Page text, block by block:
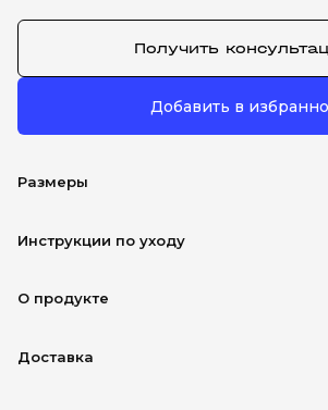
Получить
Добавить в
Размеры
Инструкции по уходу
О продукте
Доставка